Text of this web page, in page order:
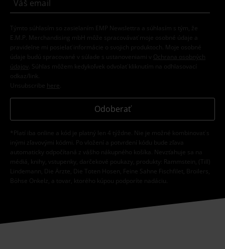
Týmto súhlasím so zasielaním EMP Newslettra a súhlasím s tým, že
E.M.P. Merchandising mbH môže spracovávať moje osobné údaje a
pravidelne mi posielať informácie o svojich produktoch. Moje osobné
údaje budú spracované v súlade s ustanoveniami v
Ochrana osobných
údajov
. Súhlas môžem kedykoľvek odvolať kliknutím na odhlasovací
odkaz/link.
Unsubscribe here
Odoberať
*Platí iba online a kód je platný len 4 týždne. Nie je možné kombinovať s
inými zľavovými kódmi. Po vložení a potvrdení kódu bude zľava
automaticky odpočítaná z vášho nákupného košíka. Nevzťahuje sa na
médiá, knihy, vstupenky, darčekové poukazy, produkty: Rammstein, (Till)
Lindemann, Die Ärzte, Die Toten Hosen, Feine Sahne Fischfilet, Broilers,
Böhse Onkelz, a tovar, ktorého kúpou podporíte nadáciu.